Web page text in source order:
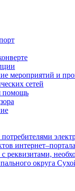
мероприятий и
сетей
помощь
реквизитами,
округа